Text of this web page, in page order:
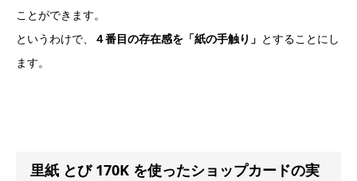
ことができます。
というわけで、
４番目の存在感を「紙の手触り」 とすることにし
ます。
里紙 とび 170K を使ったショップカードの実